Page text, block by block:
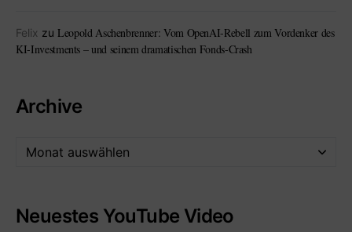
Felix zu Leopold Aschenbrenner: Vom OpenAI-Rebell zum Vordenker des
KI-Investments – und seinem dramatischen Fonds-Crash
Archive
Neuestes YouTube Video